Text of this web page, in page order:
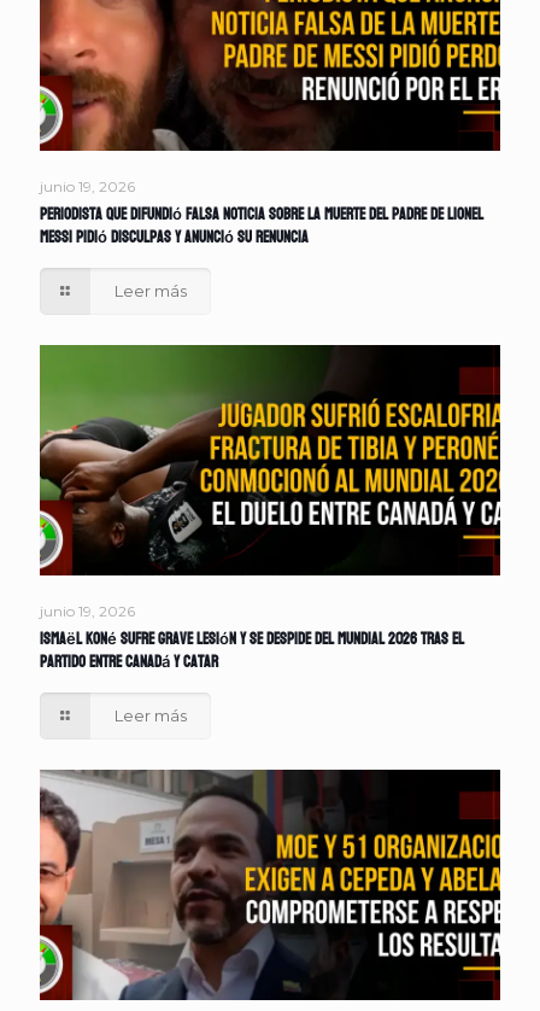
junio 19, 2026
Periodista que difundió falsa noticia sobre la muerte del padre de Lionel
Messi pidió disculpas y anunció su renuncia
Leer más
junio 19, 2026
Ismaël Koné sufre grave lesión y se despide del Mundial 2026 tras el
partido entre Canadá y Catar
Leer más